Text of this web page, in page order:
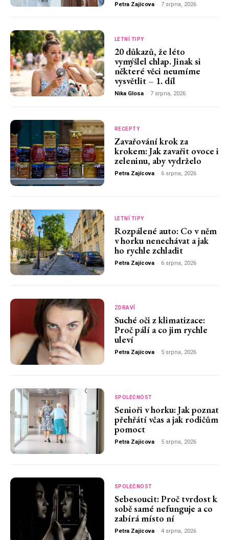
Petra Zajícova - 7 srpna, 2026
LETNÍ TIPY
20 důkazů, že léto
vymýšlel chlap. Jinak si
některé věci neumíme
vysvětlit – 1. díl
Nika Glosa - 7 srpna, 2026
RECEPTY
Zavařování krok za
krokem: Jak zavařit ovoce i
zeleninu, aby vydrželo
Petra Zajícova - 6 srpna, 2026
LETNÍ TIPY
Rozpálené auto: Co v něm
v horku nenechávat a jak
ho rychle zchladit
Petra Zajícova - 6 srpna, 2026
ZDRAVÍ
Suché oči z klimatizace:
Proč pálí a co jim rychle
uleví
Petra Zajícova - 5 srpna, 2026
SPOLEČNOST
Senioři v horku: Jak poznat
přehřátí včas a jak rodičům
pomoct
Petra Zajícova - 5 srpna, 2026
SPOLEČNOST
Sebesoucit: Proč tvrdost k
sobě samé nefunguje a co
zabírá místo ní
Petra Zajícova - 4 srpna, 2026